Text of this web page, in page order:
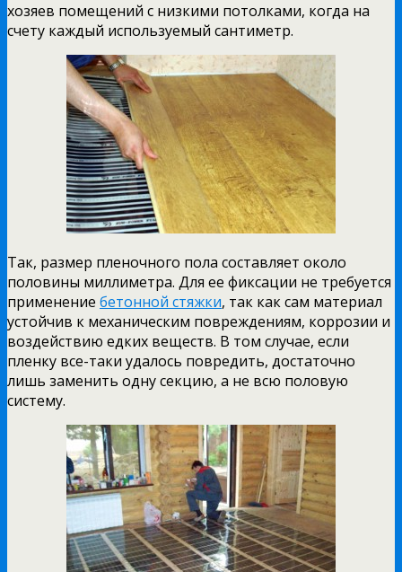
хозяев помещений с низкими потолками, когда на
счету каждый используемый сантиметр.
Так, размер пленочного пола составляет около
половины миллиметра. Для ее фиксации не требуется
применение бетонной стяжки, так как сам материал
устойчив к механическим повреждениям, коррозии и
воздействию едких веществ. В том случае, если
пленку все-таки удалось повредить, достаточно
лишь заменить одну секцию, а не всю половую
систему.